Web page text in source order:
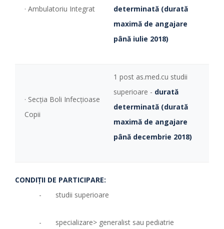
· Ambulatoriu Integrat
determinată (durată
maximă de angajare
până iulie 2018)
· Secţia Boli Infecţioase
Copii
1 post as.med.cu studii
superioare - durată
determinată (durată
maximă de angajare
până decembrie 2018)
CONDIŢII DE PARTICIPARE:
- studii superioare
- specializare> generalist sau pediatrie